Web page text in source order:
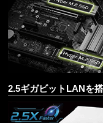
2.5ギガビットLANを